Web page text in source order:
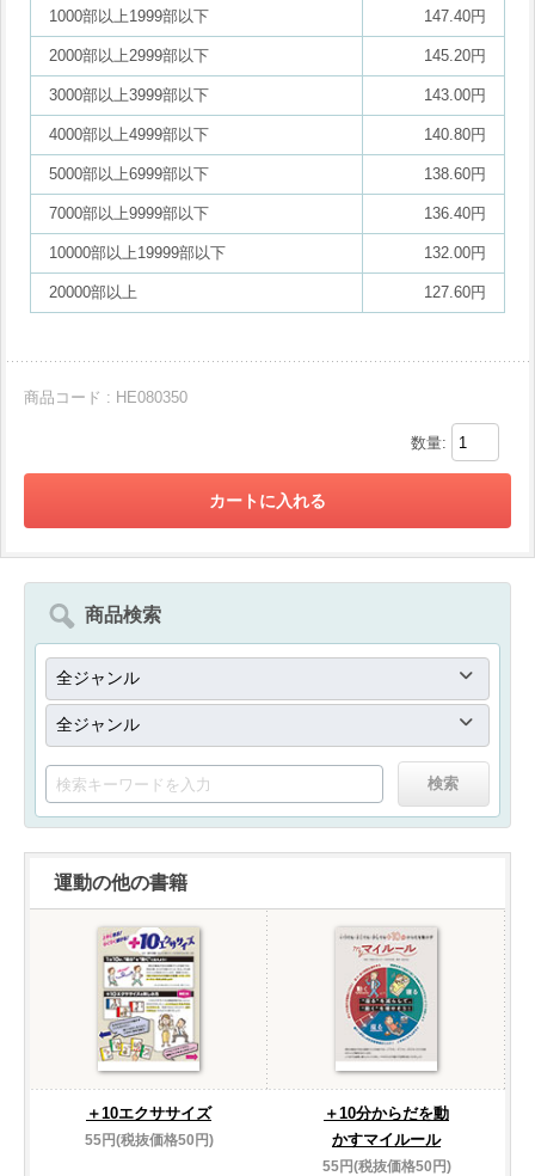
1000部以上1999部以下 147.40円
2000部以上2999部以下 145.20円
3000部以上3999部以下 143.00円
4000部以上4999部以下 140.80円
5000部以上6999部以下 138.60円
7000部以上9999部以下 136.40円
10000部以上19999部以下 132.00円
20000部以上 127.60円
商品コード : HE080350
数量:
商品検索
運動の他の書籍
＋10エクササイズ
55円(税抜価格50円)
＋10分からだを動
かすマイルール
55円(税抜価格50円)